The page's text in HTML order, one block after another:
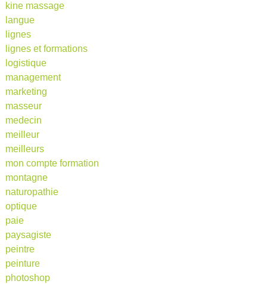
kine massage
langue
lignes
lignes et formations
logistique
management
marketing
masseur
medecin
meilleur
meilleurs
mon compte formation
montagne
naturopathie
optique
paie
paysagiste
peintre
peinture
photoshop